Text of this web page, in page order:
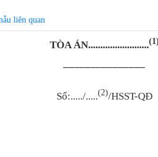
liên quan
TÒAÁN.........................(1)
–––––––––––––––
Số:...../.....(2)/HSST-QĐ